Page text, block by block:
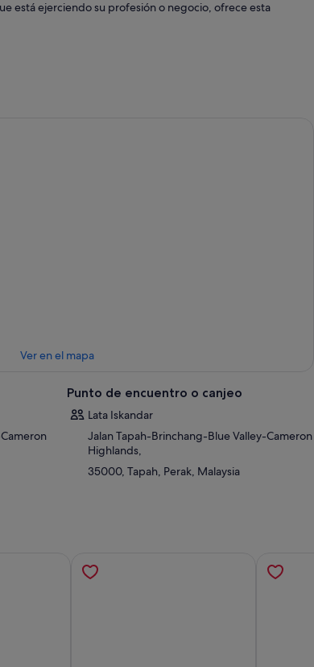
está ejerciendo su profesión o negocio, ofrece esta
Ver en el mapa
Punto de encuentro o canjeo
Lata Iskandar
Jalan Tapah-Brinchang-Blue Valley-Cameron
Highlands,
35000, Tapah, Perak, Malaysia